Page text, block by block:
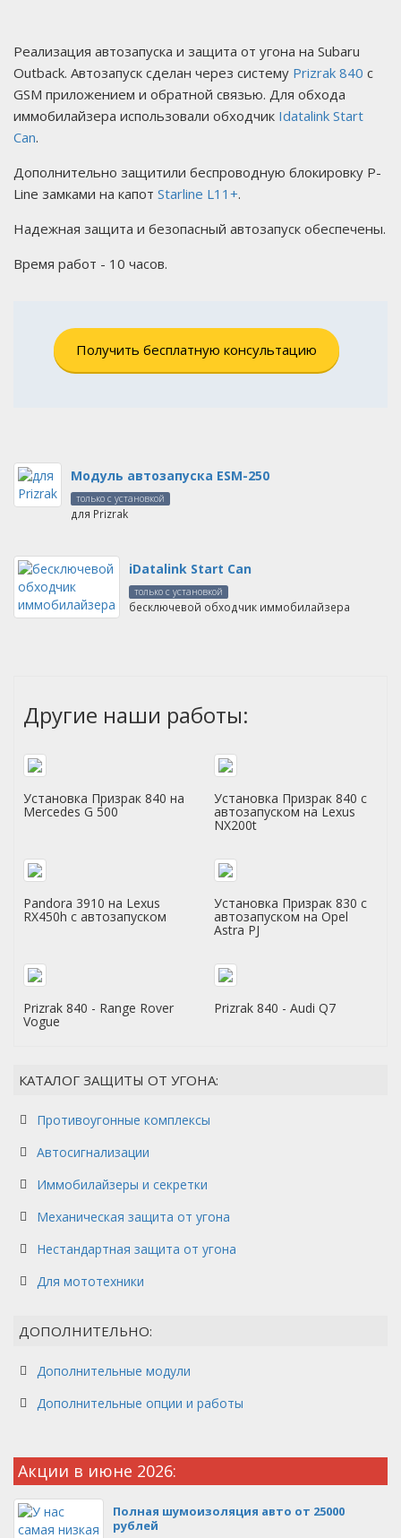
Реализация автозапуска и защита от угона на Subaru
Outback. Автозапуск сделан через систему Prizrak 840 с
GSM приложением и обратной связью. Для обхода
иммобилайзера использовали обходчик Idatalink Start
Can.
Дополнительно защитили беспроводную блокировку P-
Line замками на капот Starline L11+.
Надежная защита и безопасный автозапуск обеспечены.
Время работ - 10 часов.
Получить бесплатную консультацию
Модуль автозапуска ESM-250
только с установкой
для Prizrak
iDatalink Start Can
только с установкой
бесключевой обходчик иммобилайзера
Другие наши работы:
Установка Призрак 840 на
Mercedes G 500
Установка Призрак 840 с
автозапуском на Lexus
NX200t
Pandora 3910 на Lexus
RX450h с автозапуском
Установка Призрак 830 с
автозапуском на Opel
Astra PJ
Prizrak 840 - Range Rover
Vogue
Prizrak 840 - Audi Q7
КАТАЛОГ ЗАЩИТЫ ОТ УГОНА:
Противоугонные комплексы
Автосигнализации
Иммобилайзеры и секретки
Механическая защита от угона
Нестандартная защита от угона
Для мототехники
ДОПОЛНИТЕЛЬНО:
Дополнительные модули
Дополнительные опции и работы
Акции в июне 2026:
Полная шумоизоляция авто от 25000
рублей